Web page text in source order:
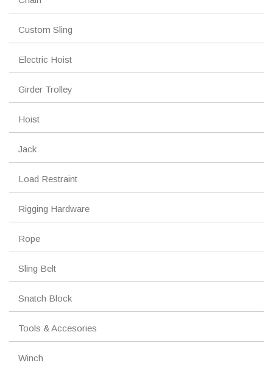
Custom Sling
Electric Hoist
Girder Trolley
Hoist
Jack
Load Restraint
Rigging Hardware
Rope
Sling Belt
Snatch Block
Tools & Accesories
Winch